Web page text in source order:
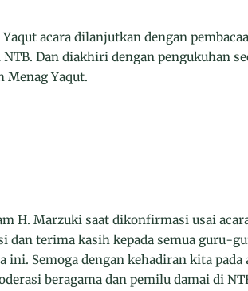
Yaqut acara dilanjutkan dengan
Dan diakhiri dengan pengukuhan
Menag Yaqut.
H. Marzuki saat dikonfirmasi usai
dan terima kasih kepada semua guru-
ini. Semoga dengan kehadiran kita
beragama dan pemilu damai di